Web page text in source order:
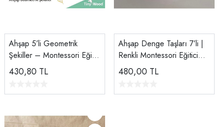
Ahşap 5’li Geometrik
Şekiller – Montessori Eğitici
Blok Seti | Doğal Ahşap
Oyuncak
430,80 TL
Ahşap Denge Taşları 7’li |
Renkli Montessori Eğitici
Oyuncak
480,00 TL